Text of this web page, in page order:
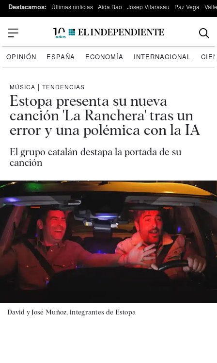
Destacamos: Últimas noticias Aída Bao Josep Vilarasau Paz Vega
OPINIÓN ESPAÑA ECONOMÍA INTERNACIONAL
MÚSICA | TENDENCIAS
Estopa presenta su nueva
canción 'La Ranchera' tras un
error y una polémica con la IA
El grupo catalán destapa la portada de su
canción
David y José Muñoz, integrantes de Estopa